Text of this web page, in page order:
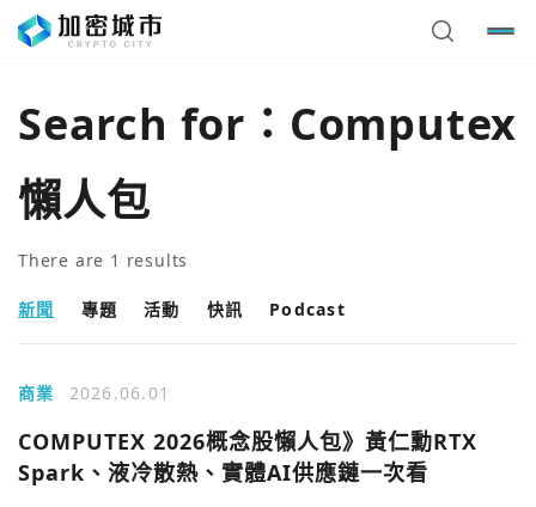
Search for： Computex
懶人包
There are 1 results
新聞 專題 活動 快訊 Podcast
商業 2026.06.01
COMPUTEX 2026概念股懶人包》黃仁勳RTX
Spark、液冷散熱、實體AI供應鏈一次看
使用以下帳號繼續
您已閒置5分鐘，請點擊關閉按鈕或空白處，即可回到加密
城市